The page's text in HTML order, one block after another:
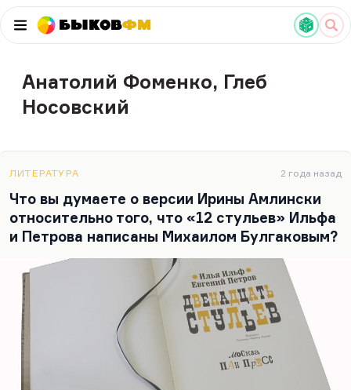
БыковФМ
Анатолий Фоменко, Глеб
Носовский
ЛИТЕРАТУРА 2 года назад
Что вы думаете о версии Ирины Амлински
относительно того, что «12 стульев» Ильфа
и Петрова написаны Михаилом Булгаковым?